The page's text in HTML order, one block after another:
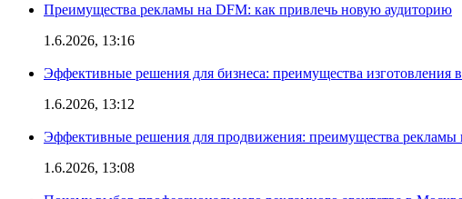
Преимущества рекламы на DFM: как привлечь новую аудиторию
1.6.2026, 13:16
Эффективные решения для бизнеса: преимущества изготовления
1.6.2026, 13:12
Эффективные решения для продвижения: преимущества рекламы
1.6.2026, 13:08